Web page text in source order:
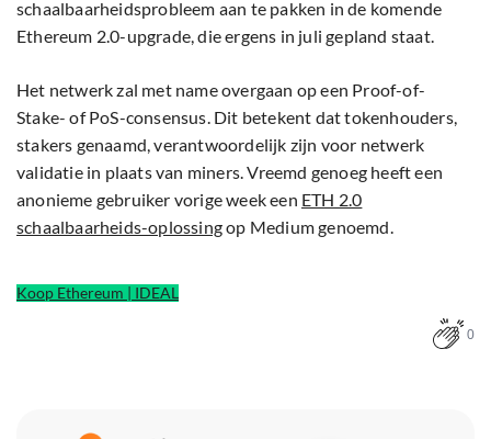
schaalbaarheidsprobleem aan te pakken in de komende
Ethereum 2.0-upgrade, die ergens in juli gepland staat.
Het netwerk zal met name overgaan op een Proof-of-
Stake- of PoS-consensus. Dit betekent dat tokenhouders,
stakers genaamd, verantwoordelijk zijn voor netwerk
validatie in plaats van miners. Vreemd genoeg heeft een
anonieme gebruiker vorige week een ETH 2.0
schaalbaarheids-oplossingop Medium genoemd.
Koop Ethereum | IDEAL
0